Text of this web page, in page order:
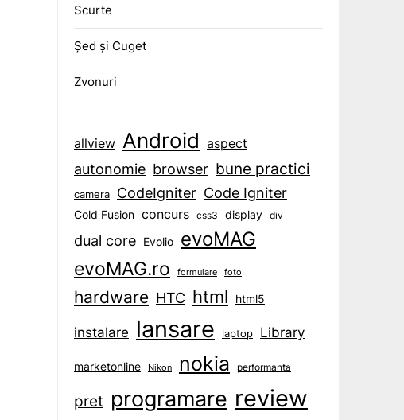
Scurte
Șed și Cuget
Zvonuri
allview Android aspect
autonomie browser bune practici
camera CodeIgniter Code Igniter
Cold Fusion concurs css3 display div
dual core Evolio evoMAG
evoMAG.ro formulare foto
hardware HTC html html5
instalare lansare laptop Library
marketonline Nikon nokia performanta
pret programare review